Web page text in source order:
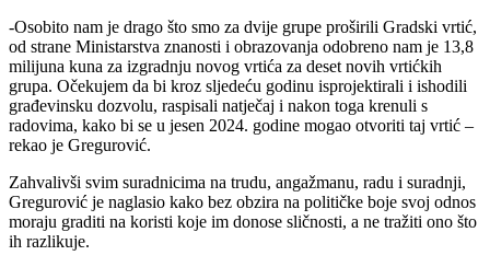
-Osobito nam je drago što smo za dvije grupe proširili Gradski vrtić,
od strane Ministarstva znanosti i obrazovanja odobreno nam je 13,8
milijuna kuna za izgradnju novog vrtića za deset novih vrtićkih
grupa. Očekujem da bi kroz sljedeću godinu isprojektirali i ishodili
građevinsku dozvolu, raspisali natječaj i nakon toga krenuli s
radovima, kako bi se u jesen 2024. godine mogao otvoriti taj vrtić –
rekao je Gregurović.
Zahvalivši svim suradnicima na trudu, angažmanu, radu i suradnji,
Gregurović je naglasio kako bez obzira na političke boje svoj odnos
moraju graditi na koristi koje im donose sličnosti, a ne tražiti ono što
ih razlikuje.